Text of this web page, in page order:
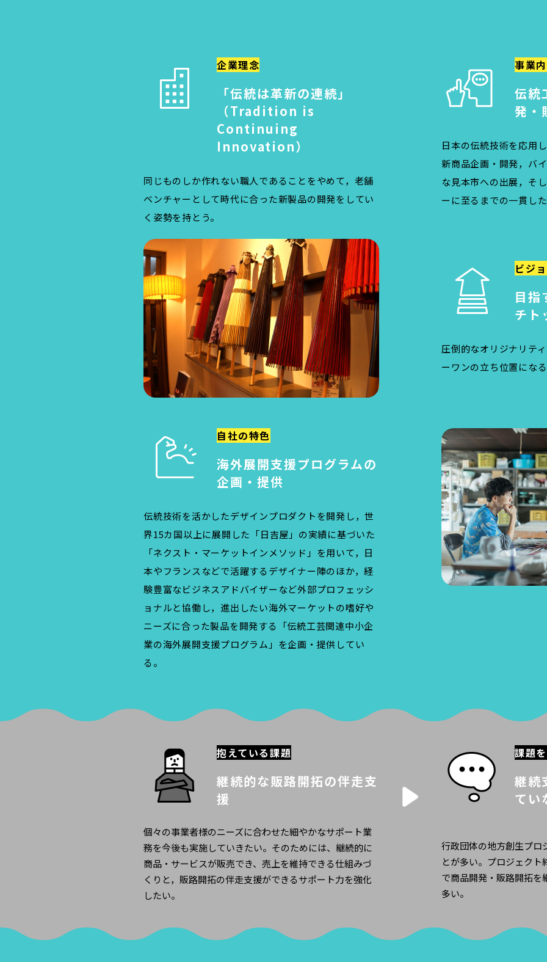
企業理念
「伝統は革新の連続」
（Tradition is
Continuing
Innovation）
同じものしか作れない職人であることをやめて，老舗
ベンチャーとして時代に合った新製品の開発をしてい
く姿勢を持とう。
事業
伝統
発・
日本の伝統技術を応用
新商品企画・開発，バ
な見本市への出展，そ
ーに至るまでの一貫し
ビジ
目指
チト
圧倒的なオリジナリテ
ーワンの立ち位置にな
自社の特色
海外展開支援プログラムの
企画・提供
伝統技術を活かしたデザインプロダクトを開発し，世
界15カ国以上に展開した「日吉屋」の実績に基づいた
「ネクスト・マーケットインメソッド」を用いて，日
本やフランスなどで活躍するデザイナー陣のほか，経
験豊富なビジネスアドバイザーなど外部プロフェッシ
ョナルと協働し，進出したい海外マーケットの嗜好や
ニーズに合った製品を開発する「伝統工芸関連中小企
業の海外展開支援プログラム」を企画・提供してい
る。
抱えている課題
継続的な販路開拓の伴走支
援
個々の事業者様のニーズに合わせた細やかなサポート業
務を今後も実施していきたい。そのためには、継続的に
商品・サービスが販売でき、売上を維持できる仕組みづ
くりと，販路開拓の伴走支援ができるサポート力を強化
したい。
課題
継続
てい
行政団体の地方創生プロ
とが多い。プロジェク
で商品開発・販路開拓を
多い。